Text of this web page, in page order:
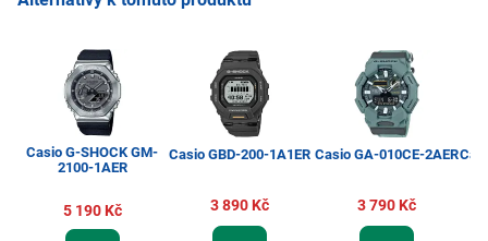
Casio G-SHOCK GM-
2100-1AER
5 190 Kč
Casio GBD-200-1A1ER
3 890 Kč
Casio GA-010CE-2AER
3 790 Kč